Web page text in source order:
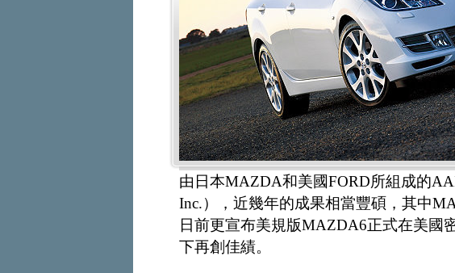
由日本MAZDA和美國FORD所組成的
Inc.），近幾年的成果相當豐碩，其中
日前更宣布美規版MAZDA6正式在美國
下再創佳績。